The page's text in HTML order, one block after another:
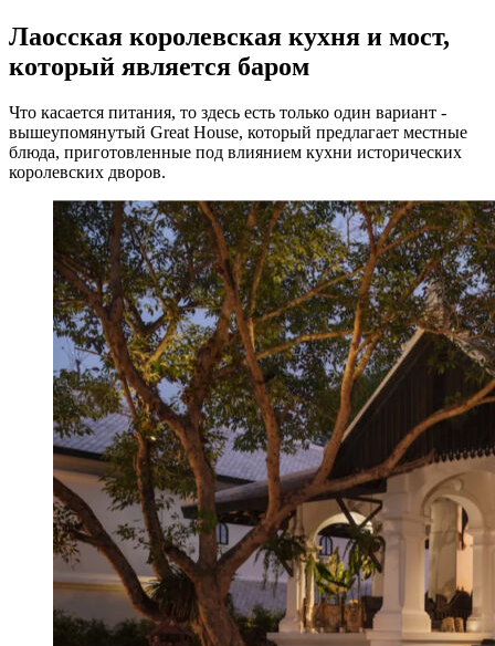
Лаосская королевская кухня и мост,
который является баром
Что касается питания, то здесь есть только один вариант -
вышеупомянутый Great House, который предлагает местные
блюда, приготовленные под влиянием кухни исторических
королевских дворов.